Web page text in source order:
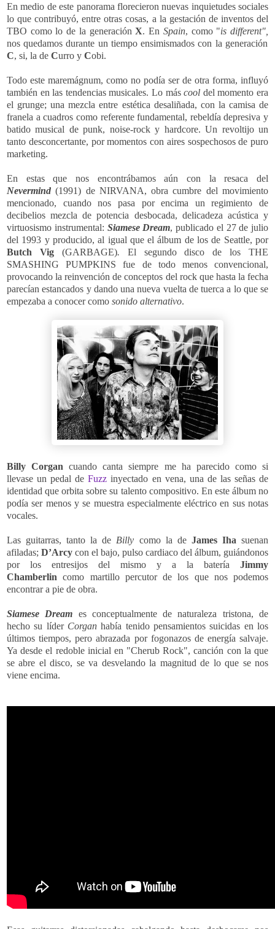
En medio de este panorama florecieron nuevas inquietudes sociales
lo que contribuyó, entre otras cosas, a la gestación de inventos del
TBO como lo de la generaciónX. En Spain, como "is different",
nos quedamos durante un tiempo ensimismados con la generación
C, si, la de Curro y Cobi.
Todo este maremágnum, como no podía ser de otra forma, influyó
también en las tendencias musicales. Lo máscool del momento era
el grunge; una mezcla entre estética desaliñada, con la camisa de
franela a cuadros como referente fundamental, rebeldía depresiva y
batido musical de punk, noise-rock y hardcore. Un revoltijo un
tanto desconcertante, por momentos con aires sospechosos de puro
marketing.
En estas que nos encontrábamos aún con la resaca del
Nevermind (1991) de NIRVANA, obra cumbre del movimiento
mencionado, cuando nos pasa por encima un regimiento de
decibelios mezcla de potencia desbocada, delicadeza acústica y
virtuosismo instrumental: Siamese Dream, publicado el 27 de julio
del 1993 y producido, al igual que el álbum de los de Seattle, por
Butch Vig
(GARBAGE). El segundo disco de los THE
SMASHING PUMPKINSfue de todo menos convencional,
provocando la reinvención de conceptos del rock que hasta la fecha
parecían estancados y dando una nueva vuelta de tuerca a lo que se
empezaba a conocer como sonido alternativo.
Billy Corgan cuando canta siempre me ha parecido como si
llevase un pedal deFuzz inyectado en vena, una de las señas de
identidad que orbita sobre su talento compositivo. En este álbum no
podía ser menos y se muestra especialmente eléctrico en sus notas
vocales.
Las guitarras, tanto la de Billy como la de James Iha suenan
afiladas; D’Arcy con el bajo, pulso cardiaco del álbum, guiándonos
por los entresijos del mismo y a la batería Jimmy
Chamberlincomo martillo percutor de los que nos podemos
encontrar a pie de obra.
Siamese Dream es conceptualmente de naturaleza tristona, de
hecho su líder Corgan había tenido pensamientos suicidas en los
últimos tiempos, pero abrazada por fogonazos de energía salvaje.
Ya desde el redoble inicial en "Cherub Rock", canción con la que
se abre el disco, se va desvelando la magnitud de lo que se nos
viene encima.